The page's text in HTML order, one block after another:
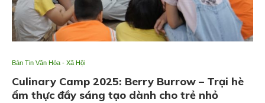
Bản Tin Văn Hóa - Xã Hội
Culinary Camp 2025: Berry Burrow – Trại hè
ẩm thực đầy sáng tạo dành cho trẻ nhỏ